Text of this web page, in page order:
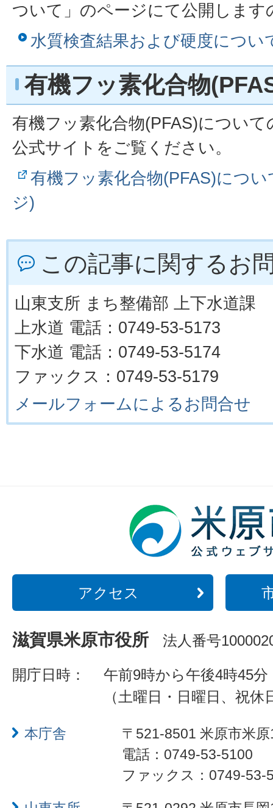
ついて」のページにて公開しま
水質検査結果および硬度につい
有機フッ素化合物
有機フッ素化合物(PFAS)につい
公式サイトをご覧ください。
有機フッ素化合物(PFAS)につ
ジ)
この記事に関するお
山東支所 まち整備部 上下水道課
上水道 電話：0749-53-5173
下水道 電話：0749-53-5174
ファックス：0749-53-5179
メールフォームによるお問合せ
アクセス
滋賀県米原市役所 法人番号
開庁日時：
午前9時から午後4時45分
（土曜日・日曜日、祝
本庁舎
〒521-8501 米原市米
電話：0749-53-5100
ファックス：0749-53-